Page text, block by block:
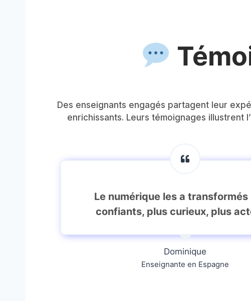
Des enseignants engagés partagent leur
enrichissants. Leurs témoignages illustrent
Le numérique les a transformés
confiants, plus curieux, plus
Dominique
Enseignante en Espagne